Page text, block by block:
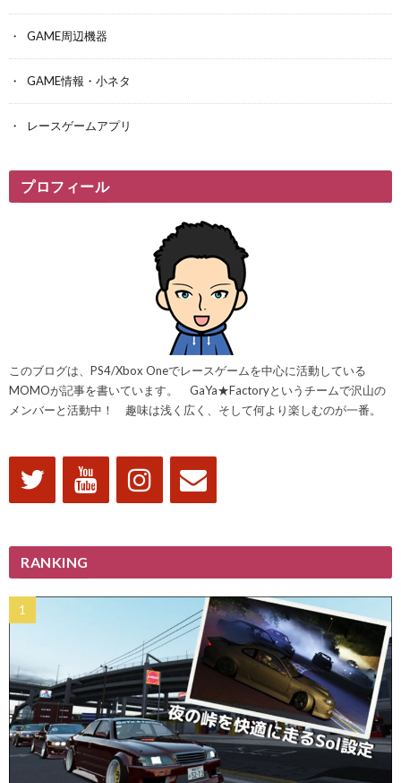
GAME周辺機器
GAME情報・小ネタ
レースゲームアプリ
プロフィール
このブログは、PS4/Xbox Oneでレースゲームを中心に活動している
MOMOが記事を書いています。 GaYa★Factoryというチームで沢山の
メンバーと活動中！ 趣味は浅く広く、そして何より楽しむのが一番。
RANKING